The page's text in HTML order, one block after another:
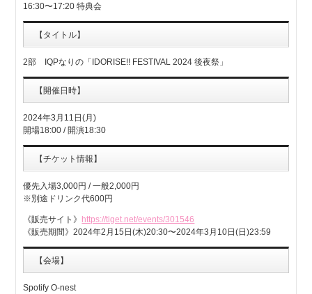
16:30〜17:20 特典会
【タイトル】
2部 IQPなりの「IDORISE!! FESTIVAL 2024 後夜祭」
【開催日時】
2024年3月11日(月)
開場18:00 / 開演18:30
【チケット情報】
優先入場3,000円 / 一般2,000円
※別途ドリンク代600円
《販売サイト》 https://tiget.net/events/301546
《販売期間》2024年2月15日(木)20:30〜2024年3月10日(日)23:59
【会場】
Spotify O-nest